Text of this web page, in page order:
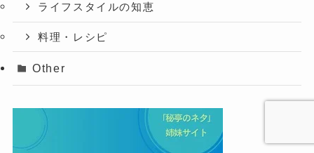
ライフスタイルの知恵
料理・レシピ
Other